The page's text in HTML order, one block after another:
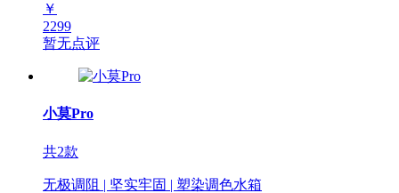
￥
2299
暂无点评
小莫Pro
共2款
无极调阻 | 坚实牢固 | 塑染调色水箱